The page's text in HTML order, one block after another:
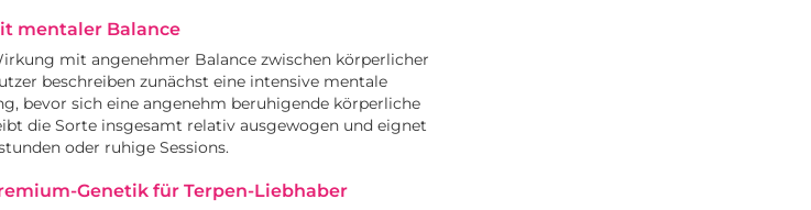
mentaler Balance
mit angenehmer Balance zwischen körperlicher
beschreiben zunächst eine intensive mentale
bevor sich eine angenehm beruhigende körperliche
die Sorte insgesamt relativ ausgewogen und eignet
oder ruhige Sessions.
Genetik für Terpen-Liebhaber